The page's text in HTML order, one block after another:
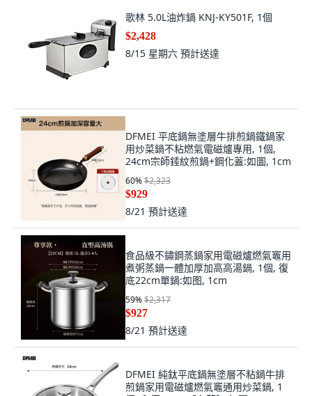
歌林 5.0L油炸鍋 KNJ-KY501F, 1個
$2,428
8/15 星期六 預計送達
DFMEI 平底鍋無塗層牛排煎鍋鐵鍋家
用炒菜鍋不粘燃氣電磁爐專用, 1個,
24cm宗師錘紋煎鍋+鋼化蓋:如圖, 1cm
60%$2,323
$929
8/21 預計送達
食品級不鏽鋼蒸鍋家用電磁爐燃氣竈用
煮粥蒸鍋一體加厚加高高湯鍋, 1個, 復
底22cm單鍋:如图, 1cm
59%$2,317
$927
8/21 預計送達
DFMEI 純鈦平底鍋無塗層不粘鍋牛排
煎鍋家用電磁爐燃氣竈通用炒菜鍋, 1